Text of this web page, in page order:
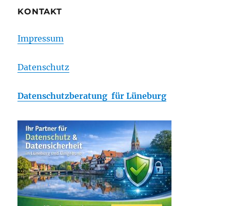
KONTAKT
Impressum
Datenschutz
Datenschutzberatung für Lüneburg